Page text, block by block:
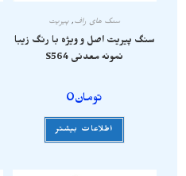
سنگ های راف, پیریت
سنگ پیریت اصل و ویژه با رنگ زیبا
نمونه معدنی S564
تومان0
اطلاعات بیشتر